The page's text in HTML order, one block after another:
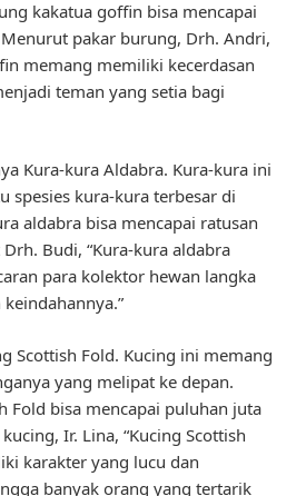
kakatua goffin bisa mencapai
pakar burung, Drh. Andri,
memang memiliki kecerdasan
teman yang setia bagi
Kura-kura Aldabra. Kura-kura ini
spesies kura-kura terbesar di
aldabra bisa mencapai ratusan
Budi, “Kura-kura aldabra
para kolektor hewan langka
Scottish Fold. Kucing ini memang
yang melipat ke depan.
Fold bisa mencapai puluhan juta
Ir. Lina, “Kucing Scottish
karakter yang lucu dan
banyak orang yang tertarik